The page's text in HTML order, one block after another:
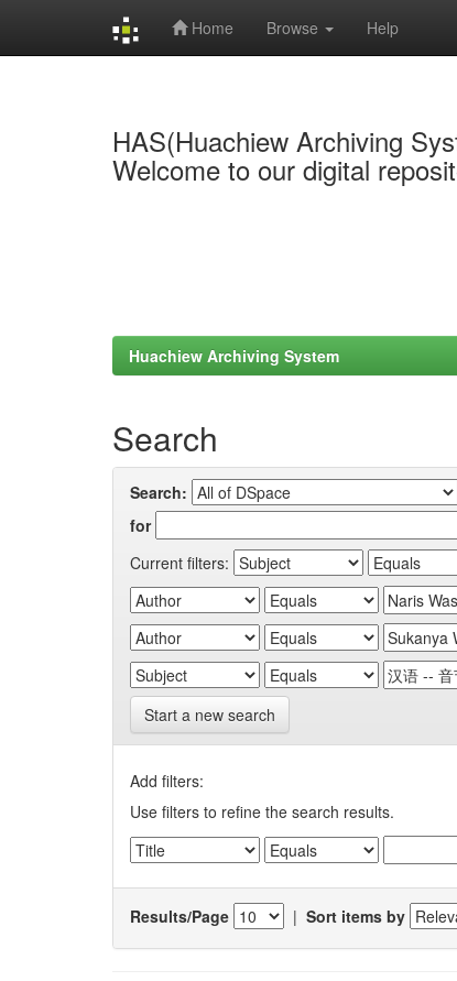
Home Browse Help
HAS(Huachiew Archiving
Welcome to our digital
Huachiew Archiving System
Search
Search:
for
Current filters:
Start a new search
Add filters:
Use filters to refine the search results.
Results/Page | Sort items by